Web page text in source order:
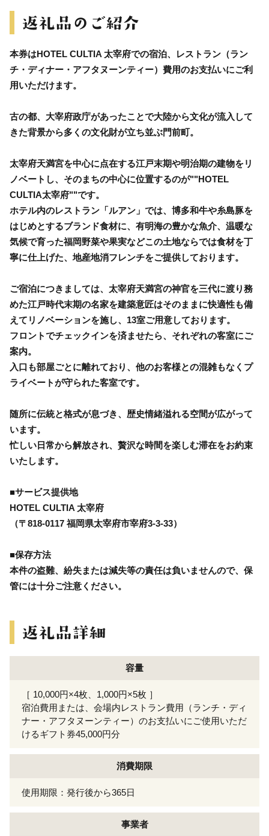
本券はHOTEL CULTIA 太宰府での宿泊、レストラン（ラン
チ・ディナー・アフタヌーンティー）費用のお支払いにご利
用いただけます。
古の都、大宰府政庁があったことで大陸から文化が流入して
きた背景から多くの文化財が立ち並ぶ門前町。
太宰府天満宮を中心に点在する江戸末期や明治期の建物をリ
ノベートし、そのまちの中心に位置するのが""HOTEL
CULTIA太宰府""です。
ホテル内のレストラン「ルアン」では、博多和牛や糸島豚を
はじめとするブランド食材に、有明海の豊かな魚介、温暖な
気候で育った福岡野菜や果実などこの土地ならでは食材を丁
寧に仕上げた、地産地消フレンチをご提供しております。
ご宿泊につきましては、太宰府天満宮の神官を三代に渡り務
めた江戸時代末期の名家を建築意匠はそのままに快適性も備
えてリノベーションを施し、13室ご用意しております。
フロントでチェックインを済ませたら、それぞれの客室にご
案内。
入口も部屋ごとに離れており、他のお客様との混雑もなくプ
ライベートが守られた客室です。
随所に伝統と格式が息づき、歴史情緒溢れる空間が広がって
います。
忙しい日常から解放され、贅沢な時間を楽しむ滞在をお約束
いたします。
■サービス提供地
HOTEL CULTIA 太宰府
（〒818-0117 福岡県太宰府市宰府3-3-33）
■保存方法
本件の盗難、紛失または減失等の責任は負いませんので、保
管には十分ご注意ください。
容量
［ 10,000円×4枚、1,000円×5枚 ］
宿泊費用または、会場内レストラン費用（ランチ・ディ
ナー・アフタヌーンティー）のお支払いにご使用いただ
けるギフト券45,000円分
消費期限
使用期限：発行後から365日
事業者